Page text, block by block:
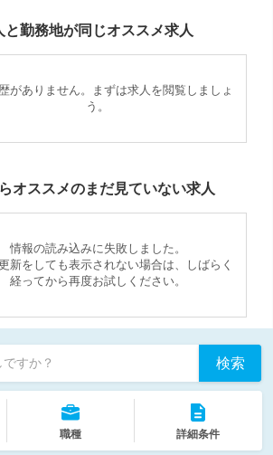
と勤務地が同じオススメ求人
がありません。まずは求人を閲覧しましょ
う。
オススメのまだ見ていない求人
情報の読み込みに失敗しました。
新をしても表示されない場合は、しばらく
経ってから再度お試しください。
すか？ 検索
職種 詳細条件